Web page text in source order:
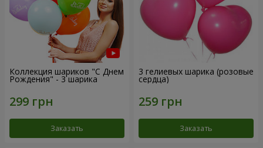
Коллекция шариков "С Днем
Рождения" - 3 шарика
Заказать
3 гелиевых шарика (розовые
сердца)
Заказать